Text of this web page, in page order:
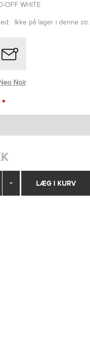
OFF WHITE
Ikke på lager i denne str.
Noir
*
+